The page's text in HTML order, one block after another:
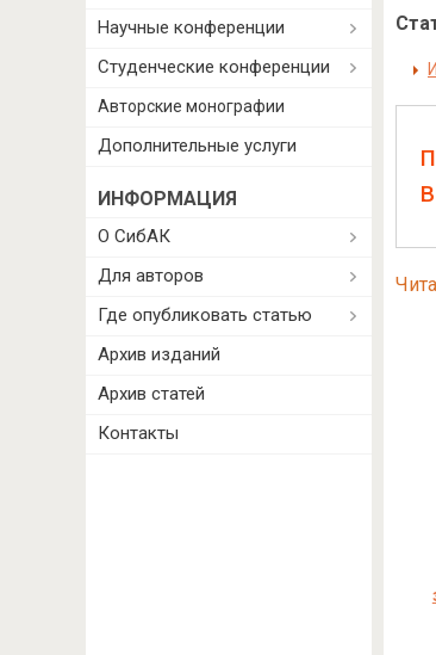
Научные конференции
Студенческие конференции
Авторские монографии
Дополнительные услуги
ИНФОРМАЦИЯ
О СибАК
Для авторов
Где опубликовать статью
Архив изданий
Архив статей
Контакты